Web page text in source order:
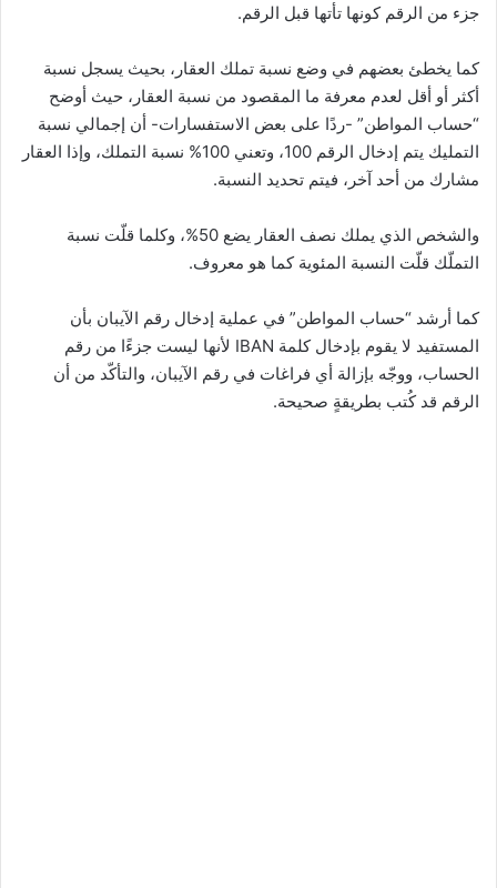
جزء من الرقم كونها تأتها قبل الرقم.
كما يخطئ بعضهم في وضع نسبة تملك العقار، بحيث يسجل نسبة
أكثر أو أقل لعدم معرفة ما المقصود من نسبة العقار، حيث أوضح
“حساب المواطن” -ردًا على بعض الاستفسارات- أن إجمالي نسبة
التمليك يتم إدخال الرقم 100، وتعني 100% نسبة التملك، وإذا العقار
مشارك من أحد آخر، فيتم تحديد النسبة.
والشخص الذي يملك نصف العقار يضع 50%‎، وكلما قلّت نسبة
التملّك قلّت النسبة المئوية كما هو معروف.
كما أرشد “حساب المواطن” في عملية إدخال رقم الآيبان بأن
المستفيد لا يقوم بإدخال كلمة IBAN لأنها ليست جزءًا من رقم
الحساب، ووجّه بإزالة أي فراغات في رقم الآيبان، والتأكّد من أن
الرقم قد كُتب بطريقةٍ صحيحة.